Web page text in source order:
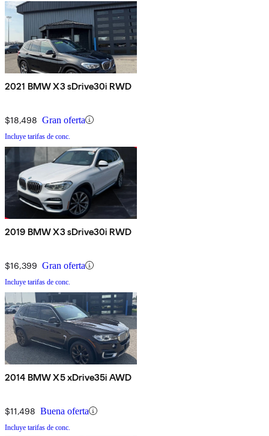
2021 BMW X3 sDrive30i RWD
$18,498 Gran oferta
Incluye tarifas de conc.
2019 BMW X3 sDrive30i RWD
$16,399 Gran oferta
Incluye tarifas de conc.
2014 BMW X5 xDrive35i AWD
$11,498 Buena oferta
Incluye tarifas de conc.